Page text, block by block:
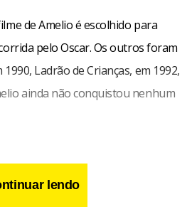
de Amelio é escolhido para
pelo Oscar. Os outros foram
1990, Ladrão de Crianças, em 1992,
ainda não conquistou nenhum
de Eddy Terstall Simon,
entre um traficante de drogas
de odontologia gay. O filme
lendo